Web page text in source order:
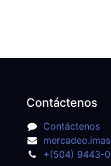
Contáctenos
Contáctenos
+(504) 9443-